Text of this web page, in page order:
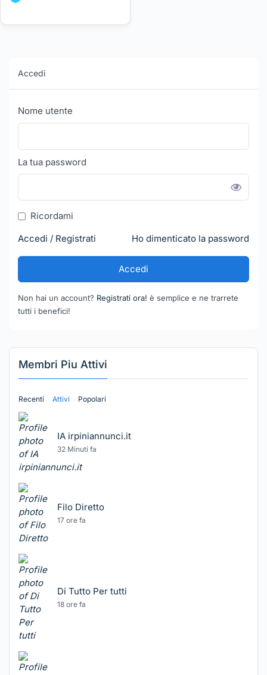
Accedi
Nome utente
La tua password
Ricordami
Accedi / Registrati
Ho dimenticato la password
Accedi
Non hai un account? Registrati ora! è semplice e ne trarrete
tutti i benefici!
Membri Piu Attivi
Recenti Attivi Popolari
IA irpiniannunci.it
32 Minuti fa
Filo Diretto
17 ore fa
Di Tutto Per tutti
18 ore fa